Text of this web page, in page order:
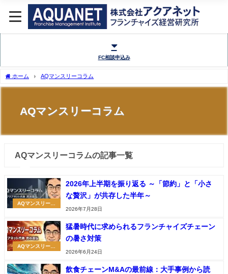
FC相談申込み
ホーム AQマンスリーコラム
AQマンスリーコラム
AQマンスリーコラムの記事一覧
AQマンスリーコ
2026年上半期を振り返る ～「節約」と「小さ
な贅沢」が共存した半年～
2026年7月28日
AQマンスリーコ
猛暑時代に求められるフランチャイズチェーン
の暑さ対策
2026年6月24日
飲食チェーンM&Aの最前線：大手事例から読